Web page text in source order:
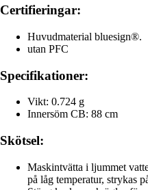
Certifieringar:
Huvudmaterial bluesign®.
utan PFC
Specifikationer:
Vikt: 0.724 g
Innersöm CB: 88 cm
Skötsel:
Maskintvätta i ljummet
på låg temperatur, strykas